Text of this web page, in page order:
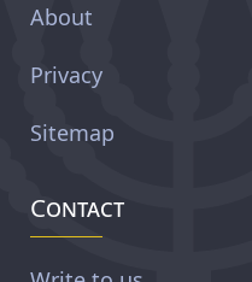
About
Privacy
Sitemap
Contact